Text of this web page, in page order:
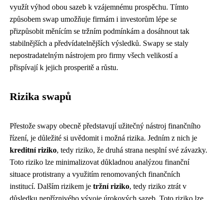
využít výhod obou sazeb k vzájemnému prospěchu. Tímto
způsobem swap umožňuje firmám i investorům lépe se
přizpůsobit měnícím se tržním podmínkám a dosáhnout tak
stabilnějších a předvídatelnějších výsledků. Swapy se staly
nepostradatelným nástrojem pro firmy všech velikostí a
přispívají k jejich prosperitě a růstu.
Rizika swapů
Přestože swapy obecně představují užitečný nástroj finančního
řízení, je důležité si uvědomit i možná rizika. Jedním z nich je
kreditní riziko, tedy riziko, že druhá strana nesplní své závazky.
Toto riziko lze minimalizovat důkladnou analýzou finanční
situace protistrany a využitím renomovaných finančních
institucí. Dalším rizikem je tržní riziko, tedy riziko ztrát v
důsledku nepříznivého vývoje úrokových sazeb. Toto riziko lze